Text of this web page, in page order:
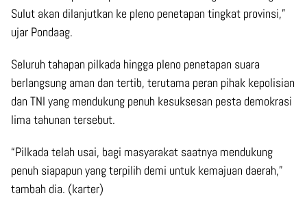
Sulut akan dilanjutkan ke pleno penetapan tingkat provinsi,”
ujar Pondaag.
Seluruh tahapan pilkada hingga pleno penetapan suara
berlangsung aman dan tertib, terutama peran pihak kepolisian
dan TNI yang mendukung penuh kesuksesan pesta demokrasi
lima tahunan tersebut.
“Pilkada telah usai, bagi masyarakat saatnya mendukung
penuh siapapun yang terpilih demi untuk kemajuan daerah,”
tambah dia. (karter)